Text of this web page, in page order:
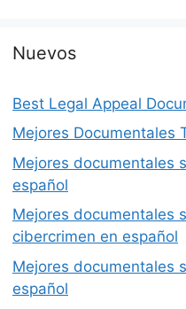
Nuevos
Best Legal Appeal
Mejores Documentales
Mejores documentales
español
Mejores documentales
cibercrimen en español
Mejores documentales
español